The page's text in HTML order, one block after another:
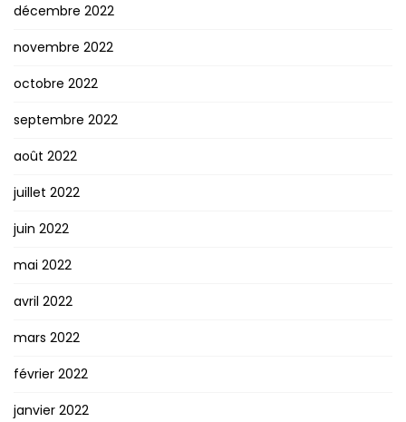
décembre 2022
novembre 2022
octobre 2022
septembre 2022
août 2022
juillet 2022
juin 2022
mai 2022
avril 2022
mars 2022
février 2022
janvier 2022